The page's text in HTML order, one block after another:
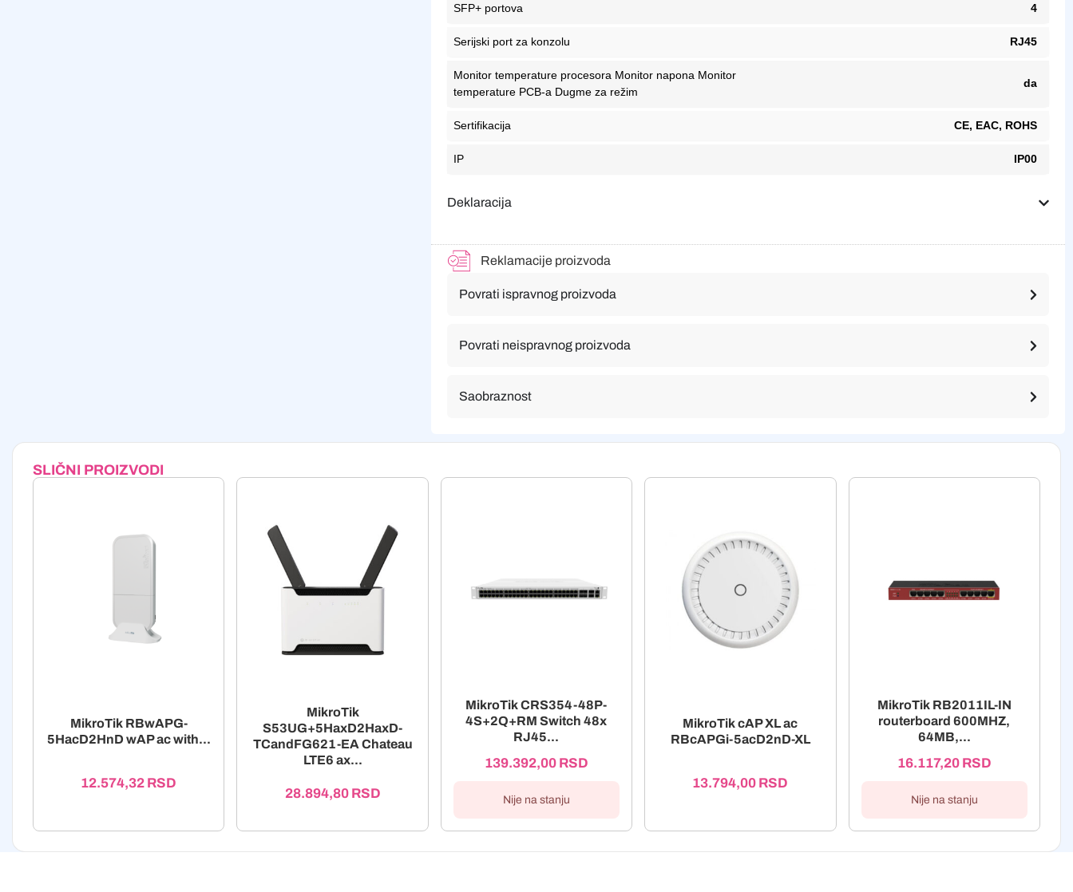
SFP+ portova 4
Serijski port za konzolu RJ45
Monitor temperature procesora Monitor napona Monitor
temperature PCB-a Dugme za režim
da
Sertifikacija CE, EAC, ROHS
IP IP00
Deklaracija
Reklamacije proizvoda
Povrati ispravnog proizvoda
Povrati neispravnog proizvoda
Saobraznost
SLIČNI PROIZVODI
MikroTik RBwAPG-
5HacD2HnD wAP ac with...
12.574,32 RSD
MikroTik
S53UG+5HaxD2HaxD-
TCandFG621-EA Chateau
LTE6 ax...
28.894,80 RSD
MikroTik CRS354-48P-
4S+2Q+RM Switch 48x
RJ45...
139.392,00 RSD
Nije na stanju
MikroTik cAP XL ac
RBcAPGi-5acD2nD-XL
13.794,00 RSD
MikroTik RB2011IL-IN
routerboard 600MHZ,
64MB,...
16.117,20 RSD
Nije na stanju